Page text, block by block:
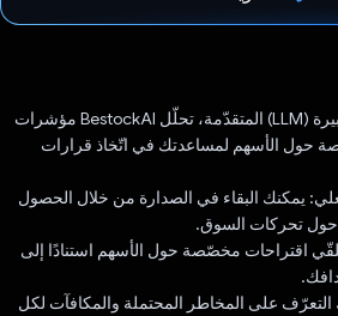
استنادًا إلى النماذج اللغوية الكبيرة (LLM) المتقدّمة، تحلّل BestockAI مؤشرات
حول الأسهم لمساعدتك في اتّخاذ قرارات
يمكنك البقاء في الصدارة من خلال الحصول
حول تحركات السوق.
اقتراحات مخصّصة حول الأسهم استنادًا إلى
على المخاطر المحتملة والمكافآت لكل